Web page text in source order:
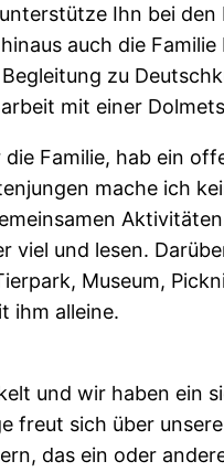
Ihn bei den
auch die
zu
mit einer
Familie, hab ein
mache ich
viel und lesen.
Museum,
ihm alleine.
und wir haben ein
freut sich über
das ein oder